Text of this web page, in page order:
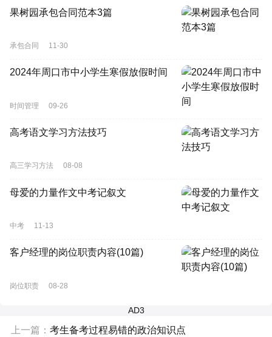
果树园承包合同范本3篇
承包合同 11-30
2024年周口市中小学生寒假放假时间
时间管理 09-26
高考语文学习方法技巧
高三学习方法 08-08
母爱的力量作文中考记叙文
中考 11-13
客户经理的岗位职责内容(10篇)
岗位职责 08-28
AD3
上一篇： 考生备考过程易错的政治知识点